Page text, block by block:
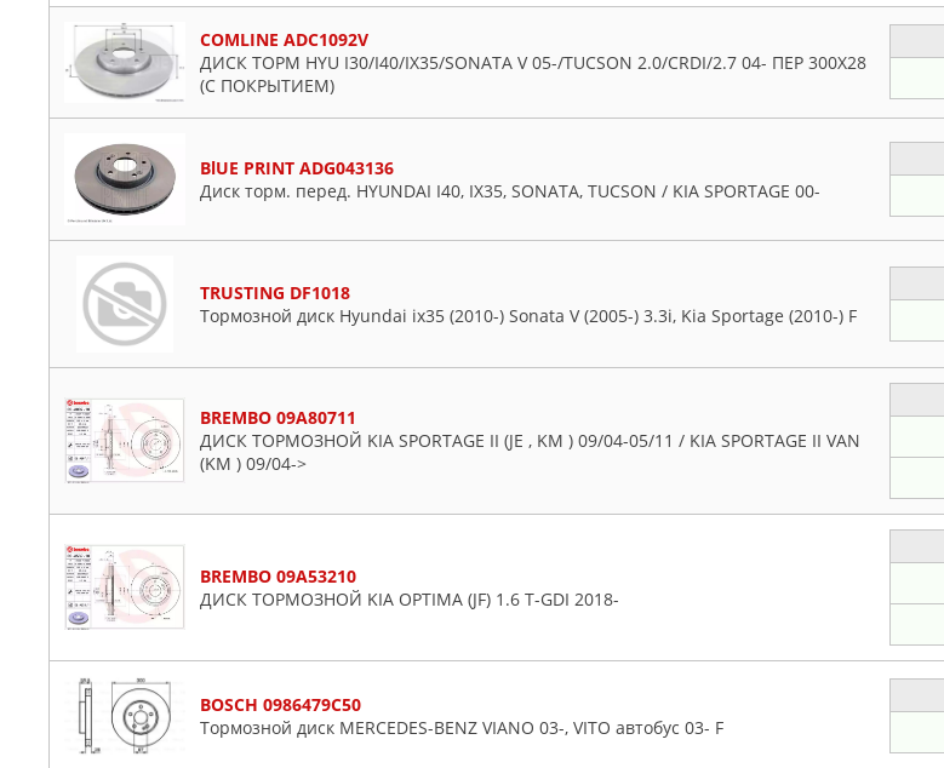
COMLINE ADC1092V
ДИСК ТОРМ HYU I30/I40/IX35/SONATA V 05-/TUCSON 2.0/CRDI/2.7 04- ПЕР 300X28
(С ПОКРЫТИЕМ)
BlUE PRINT ADG043136
Диск торм. перед. HYUNDAI I40, IX35, SONATA, TUCSON / KIA SPORTAGE 00-
TRUSTING DF1018
Тормозной диск Hyundai ix35 (2010-) Sonata V (2005-) 3.3i, Kia Sportage (2010-) F
BREMBO 09A80711
ДИСК ТОРМОЗНОЙ KIA SPORTAGE II (JE , KM ) 09/04-05/11 / KIA SPORTAGE II VAN
(KM ) 09/04->
BREMBO 09A53210
ДИСК ТОРМОЗНОЙ KIA OPTIMA (JF) 1.6 T-GDI 2018-
BOSCH 0986479C50
Тормозной диск MERCEDES-BENZ VIANO 03-, VITO автобус 03- F